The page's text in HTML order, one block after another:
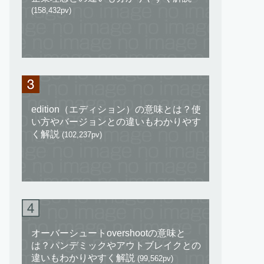
(158,432pv)
edition（エディション）の意味とは？使
い方やバージョンとの違いもわかりやす
く解説 (102,237pv)
オーバーシュートovershootの意味と
は？パンデミックやアウトブレイクとの
違いもわかりやすく解説 (99,562pv)